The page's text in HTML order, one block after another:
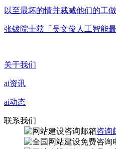
以至最坏的情并裁减他们的工做
张钹院士获「吴文俊人工智能
关于我们
ai资讯
ai动态
联系我们
咨询